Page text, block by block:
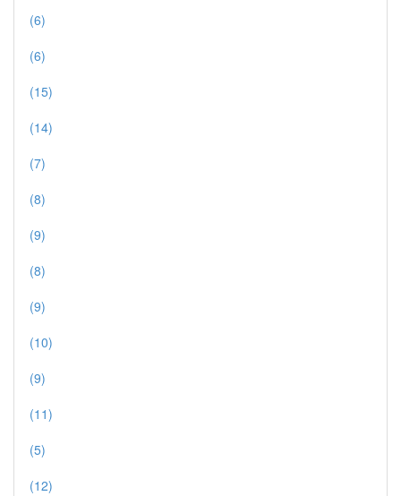
(6)
(6)
(15)
(14)
(7)
(8)
(9)
(8)
(9)
(10)
(9)
(11)
(5)
(12)